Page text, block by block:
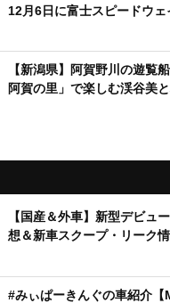
12月6日に富士スピードウェ
【新潟県】阿賀野川の遊覧
阿賀の里」で楽しむ渓谷美
【国産＆外車】新型デビュ
想＆新車スクープ・リーク
#みぃぱーきんぐの車紹介【